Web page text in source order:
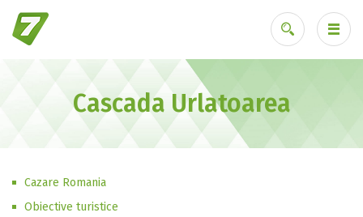
Ai uitat parola?
Cascada Urlatoarea
Cazare Romania
Obiective turistice